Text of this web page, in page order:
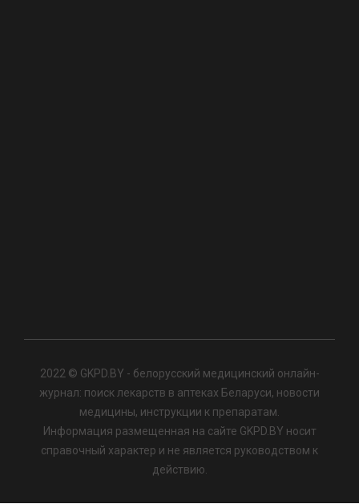
2022 © GKPD.BY - белорусский медицинский онлайн-
журнал: поиск лекарств в аптеках Беларуси, новости
медицины, инструкции к препаратам.
Информация размещенная на сайте GKPD.BY носит
справочный характер и не является руководством к
действию.